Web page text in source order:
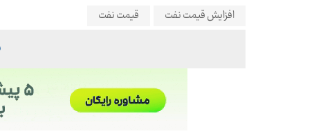
افزایش قیمت نفت قیمت نفت